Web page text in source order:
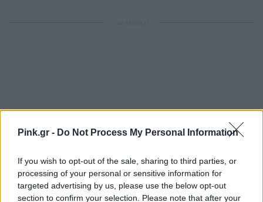
Pink.gr - Do Not Process My Personal Information
If you wish to opt-out of the sale, sharing to third parties, or
processing of your personal or sensitive information for
targeted advertising by us, please use the below opt-out
section to confirm your selection. Please note that after your